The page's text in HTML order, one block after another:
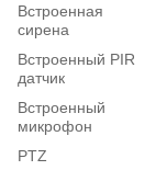
Встроенная
сирена
Встроенный PIR
датчик
Встроенный
микрофон
PTZ